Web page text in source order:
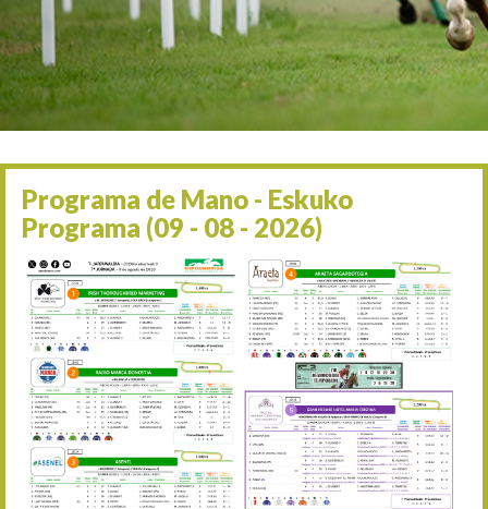
06/09 17:30 Irailaren 6a / 6 de
13/09 17:30 Irailaren 13a / 13 de
30/09 11:30 Irailaren 30a / 30 de
11/06 11:30
05/07 11:30 Uztailaren 5a / 5 de julio
12/07 11:30 Uztailaren 12a / 12 de
19/07 11:30 Uztailaren 19a / 19 de
25/07 11:30 Uztailaren 25a / 25 de
02/08 17:30 Abuztuaren 2a / 2 de
09/08 17:30 Abuztuaren 9a / 9 de
12/08 12:24 Abuztaren 12a / 12 de
Programa de Mano - Eskuko
Programa (09 - 08 - 2026)